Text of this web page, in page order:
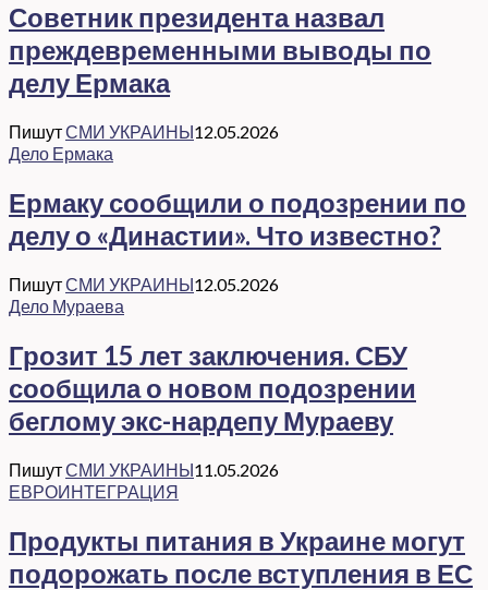
Советник президента назвал
преждевременными выводы по
делу Ермака
ПишутСМИ УКРАИНЫ12.05.2026
Дело Ермака
Ермаку сообщили о подозрении по
делу о «Династии». Что известно?
ПишутСМИ УКРАИНЫ12.05.2026
Дело Мураева
Грозит 15 лет заключения. СБУ
сообщила о новом подозрении
беглому экс-нардепу Мураеву
ПишутСМИ УКРАИНЫ11.05.2026
ЕВРОИНТЕГРАЦИЯ
Продукты питания в Украине могут
подорожать после вступления в ЕС